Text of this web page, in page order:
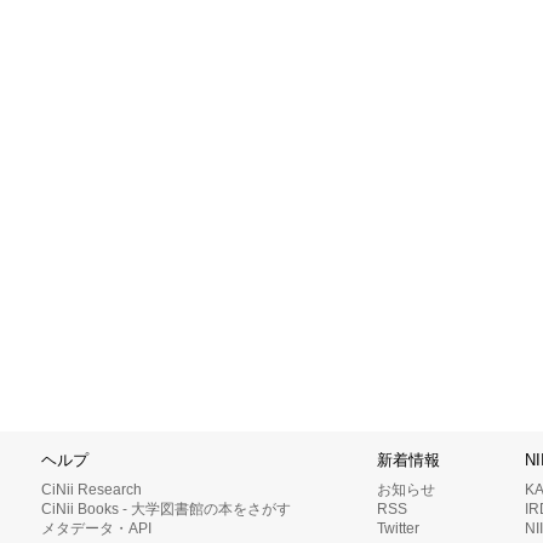
ヘルプ
CiNii Research
CiNii Books - 大学図書館の本をさがす
メタデータ・API
新着情報
お知らせ
RSS
Twitter